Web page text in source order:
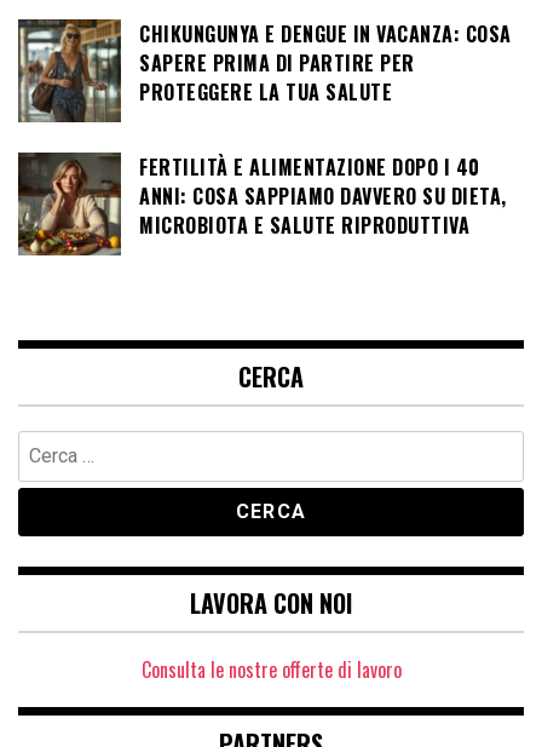
CHIKUNGUNYA E DENGUE IN VACANZA: COSA
SAPERE PRIMA DI PARTIRE PER
PROTEGGERE LA TUA SALUTE
FERTILITÀ E ALIMENTAZIONE DOPO I 40
ANNI: COSA SAPPIAMO DAVVERO SU DIETA,
MICROBIOTA E SALUTE RIPRODUTTIVA
CERCA
Ricerca
per:
LAVORA CON NOI
Consulta le nostre offerte di lavoro